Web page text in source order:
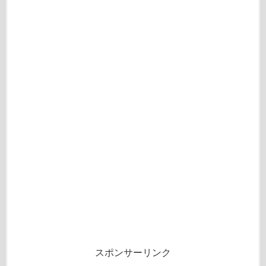
スポンサーリンク